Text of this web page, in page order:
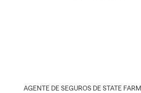
AGENTE DE SEGUROS DE STATE FARM